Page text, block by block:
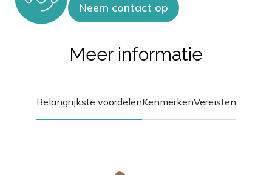
Neem contact op
Meer informatie
Belangrijkste voordelenKenmerkenVereisten